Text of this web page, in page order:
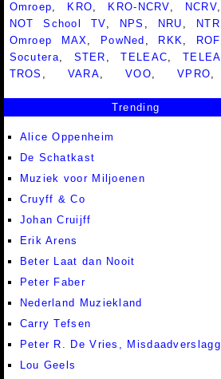
Omroep, KRO, KRO-NCRV, NCRV
NOT School TV, NPS , NRU , NTR
Omroep MAX, PowNed , RKK, ROF
Socutera, STER ,TELEAC,
TROS , VARA,VOO,VPRO
Trending
Alice Oppenheim
De Schatkast
Muziek voor Miljoenen
Cruyff & Co
Johan Cruijff
Erik Arens
Beter Laat dan Nooit
Peter Faber
Nederland Muziekland
Carry Tefsen
Peter R. De Vries,
Lou Geels